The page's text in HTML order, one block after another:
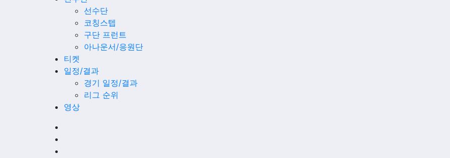
선수단
코칭스텝
구단 프런트
아나운서/응원단
티켓
일정/결과
경기 일정/결과
리그 순위
영상